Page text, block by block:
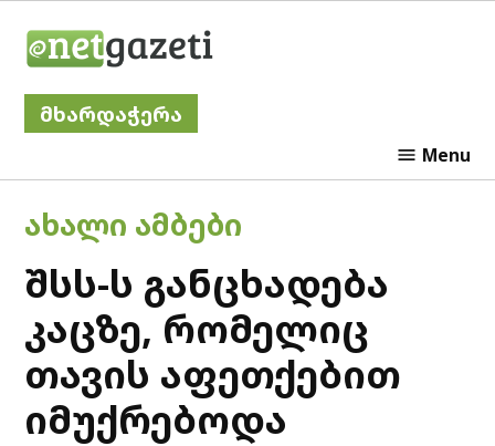
მხარდაჭერა
Menu
POSTED
IN
ᲐᲮᲐᲚᲘ ᲐᲛᲑᲔᲑᲘ
შსს-ს განცხადება
კაცზე, რომელიც
თავის აფეთქებით
იმუქრებოდა